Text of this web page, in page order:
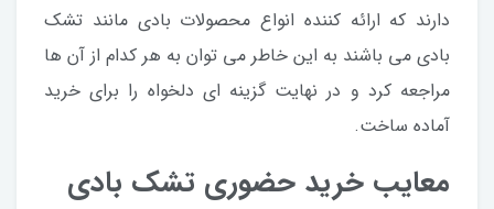
دارند که ارائه کننده انواع محصولات بادی مانند تشک
بادی می باشند به این خاطر می توان به هر کدام از آن ها
مراجعه کرد و در نهایت گزینه ای دلخواه را برای خرید
آماده ساخت.
معایب خرید حضوری تشک بادی